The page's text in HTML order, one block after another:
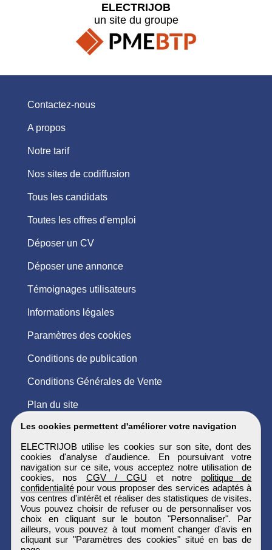
Les cookies permettent d'améliorer votre navigation
ELECTRIJOB utilise les cookies sur son site, dont des
cookies d'analyse d'audience. En poursuivant votre
navigation sur ce site, vous acceptez notre utilisation de
cookies, nos CGV / CGU et notre politique de
confidentialitépour vous proposer des services adaptés à
vos centres d'intérêt et réaliser des statistiques de visites.
Vous pouvez choisir de refuser ou de personnaliser vos
choix en cliquant sur le bouton "Personnaliser". Par
ailleurs, vous pouvez à tout moment changer d'avis en
cliquant sur "Paramètres des cookies" situé en bas de
ELECTRIJOB
un site du groupe
Contactez-nous
A propos
Notre tarif
Nos sites de codiffusion
Tous les candidats
Toutes les offres d'emploi
Déposer un CV
Déposer une annonce
Témoignages utilisateurs
Informations légales
Paramètres des cookies
Conditions de publication
Conditions Générales de Vente
Plan du site